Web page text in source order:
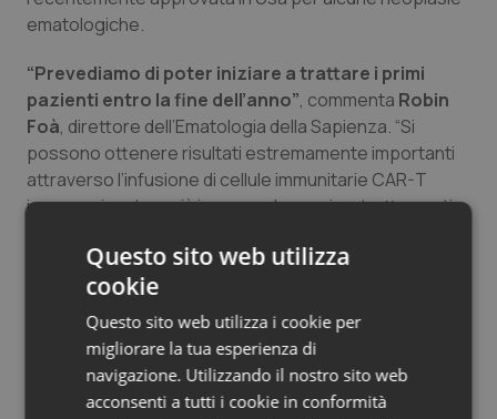
Salute orale & impianti
Sangue & coagulazione
Tiroide
Tumore al seno
Tumore ovarico
Tumori del Polmone & Testa Collo
Tumori gastrointestinali
ematologiche.
“Prevediamo di poter iniziare a trattare i primi
pazienti entro la fine dell’anno”, commenta Robin
Foà, direttore dell’Ematologia della Sapienza. “Si
possono ottenere risultati estremamente importanti
attraverso l’infusione di cellule immunitarie CAR-T
ingegnerizzate e più in generale grazie a trattamenti
sviluppo andrà a incrementare i protocolli di
immunoterapia già attivi per pazienti con neoplasie
ematologiche”.
Questo sito web utilizza
cookie
Questo sito web utilizza i cookie per
migliorare la tua esperienza di
navigazione. Utilizzando il nostro sito web
acconsenti a tutti i cookie in conformità